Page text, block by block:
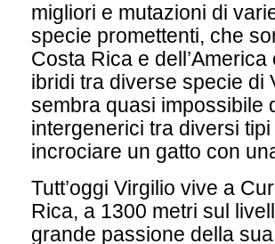
migliori e mutazioni di
specie promettenti, che
Costa Rica e
ibridi tra diverse specie di
sembra quasi impossibile
intergenerici tra diversi
incrociare un gatto con
Tutt’oggi Virgilio vive a
Rica, a 1300 metri sul
grande passione della